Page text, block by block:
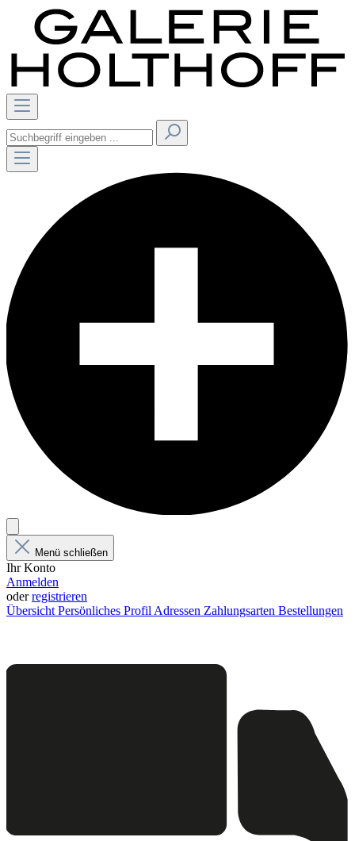
Menü schließen
Ihr Konto
Anmelden
oderregistrieren
Übersicht Persönliches Profil Adressen Zahlungsarten Bestellungen